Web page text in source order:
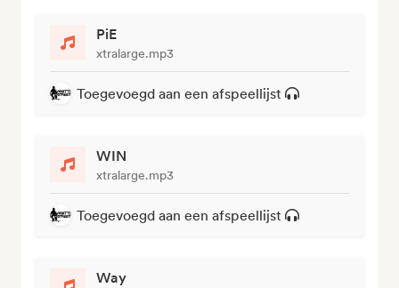
PiE
xtralarge.mp3
Toegevoegd aan een afspeellijst
WIN
xtralarge.mp3
Toegevoegd aan een afspeellijst
Way